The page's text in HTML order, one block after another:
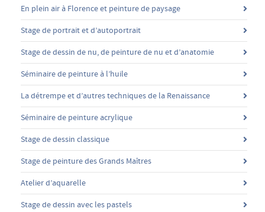
En plein air à Florence et peinture de paysage
Stage de portrait et d’autoportrait
Stage de dessin de nu, de peinture de nu et d’anatomie
Séminaire de peinture à l’huile
La détrempe et d’autres techniques de la Renaissance
Séminaire de peinture acrylique
Stage de dessin classique
Stage de peinture des Grands Maîtres
Atelier d’aquarelle
Stage de dessin avec les pastels